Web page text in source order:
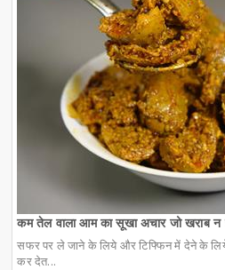
कम तेल वाला आम का सूखा अचार जो खराब न
सफर पर ले जाने के लिये और टिफ्फिन में देने के
कर देत...